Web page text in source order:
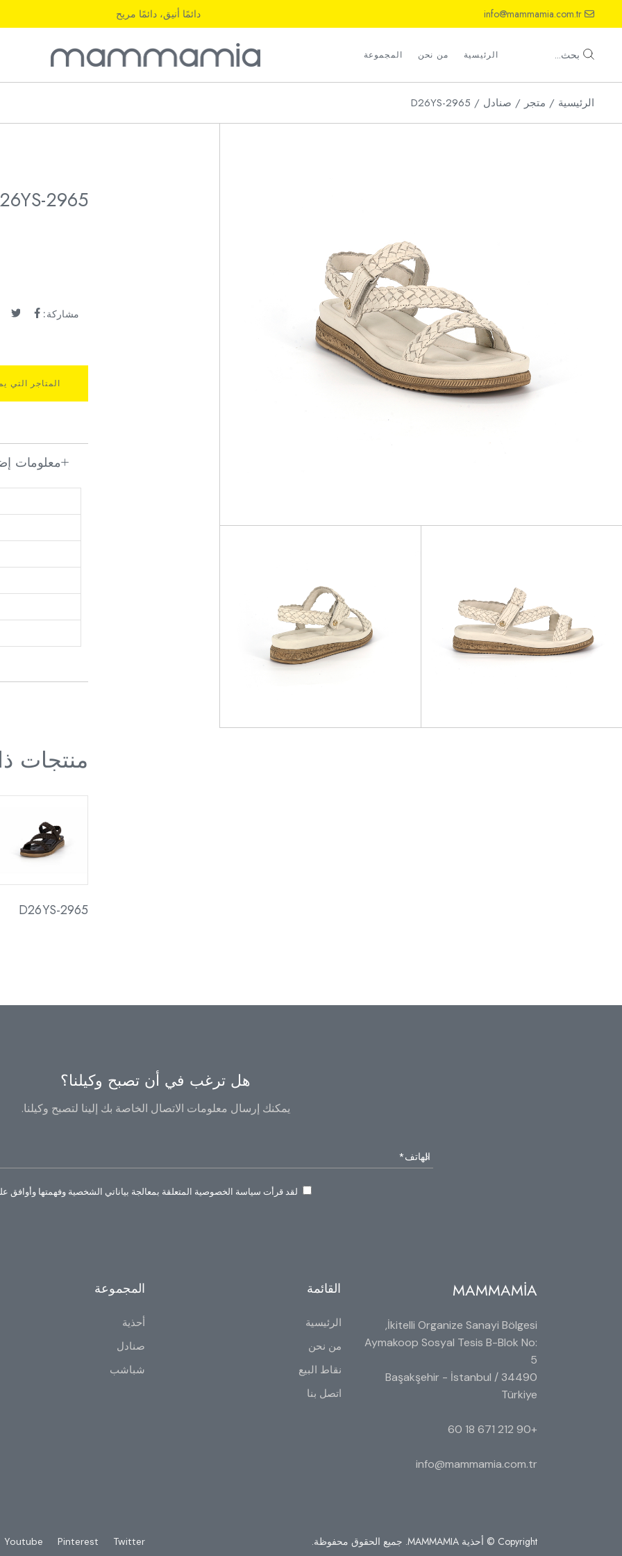
the
info@mammamia.com.tr دائمًا أنيق، دائمًا مريح
بحث... الرئيسية من نحن المجموعة
أحذية
أحذية
صنادل
الرئيسية
متجر صنادل D26YS-2965
2965
مشاركة:
المتاجر التي
معلومات
منتجات
D26YS-2965
هل ترغب في أن تصبح وكيلنا؟
يمكنك إرسال معلومات الاتصال الخاصة بك إلينا لتصبح وكيلنا.
لقد قرأت سياسة الخصوصية المتعلقة بمعالجة بياناتي الشخصية وفهمتها وأوافق
MAMMAMİA
İkitelli Organize Sanayi Bölgesi,
Aymakoop Sosyal Tesis B-Blok No:
5
34490 Başakşehir - İstanbul /
Türkiye
+90 212 671 18 60
info@mammamia.com.tr
القائمة
الرئيسية
من نحن
نقاط البيع
اتصل بنا
المجموعة
أحذية
صنادل
شباشب
Copyright © أحذية MAMMAMIA. جميع الحقوق محفوظة. Youtube Pinterest Twitter